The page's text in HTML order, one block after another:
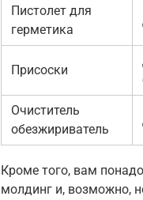
Пистолет для
герметика
Присоски
Очиститель
обезжириватель
Кроме того, вам
молдинг и, возможно,